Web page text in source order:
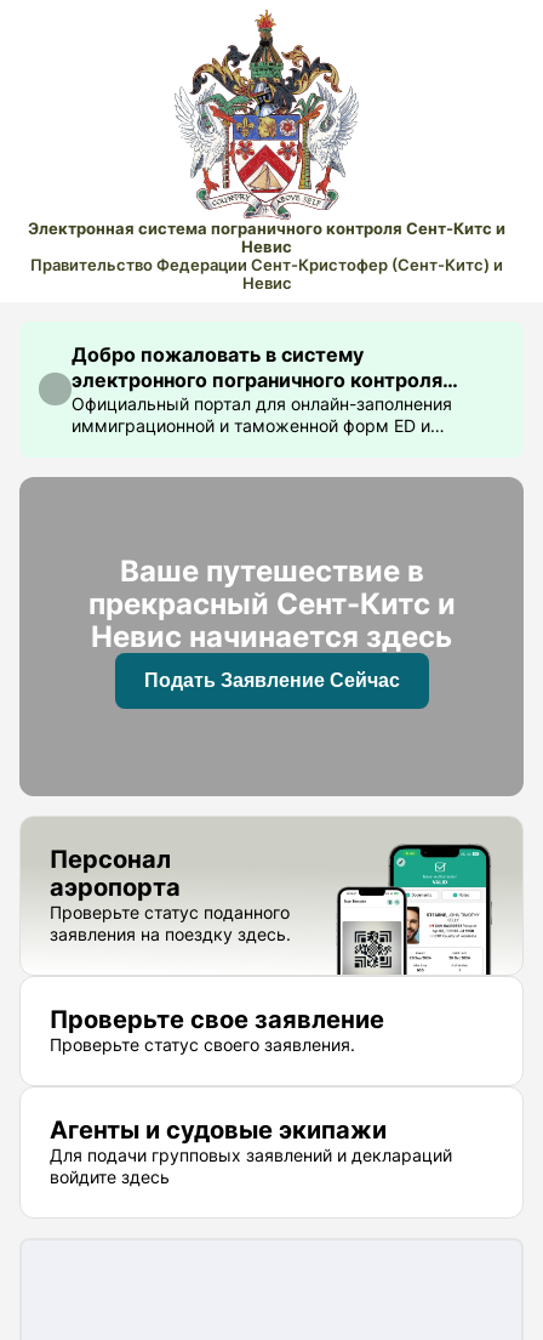
Электронная система пограничного контроля Сент-Китс и
Невис
Правительство Федерации Сент-Кристофер (Сент-Китс) и
Невис
Добро пожаловать в систему
электронного пограничного контроля
Сент-Китс и Невис
Официальный портал для онлайн-заполнения
иммиграционной и таможенной форм ED и
Ваше путешествие в
прекрасный Сент-Китс и
Невис начинается здесь
Подать Заявление Сейчас
Персонал
аэропорта
Проверьте статус поданного
заявления на поездку здесь.
Проверьте свое заявление
Проверьте статус своего заявления.
Агенты и судовые экипажи
Для подачи групповых заявлений и деклараций
войдите здесь